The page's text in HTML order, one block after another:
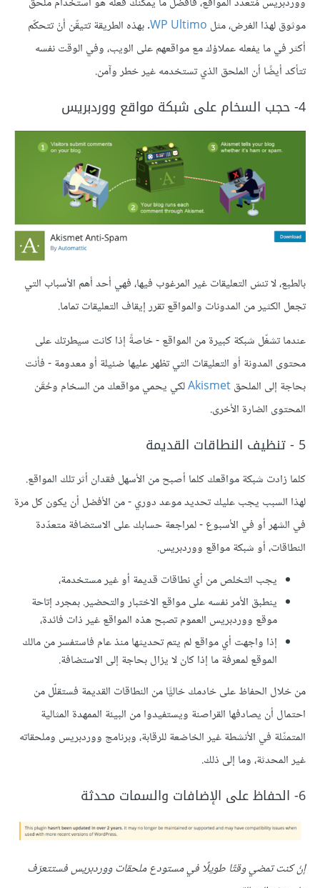
موثوق لهذا الغرض، مثل WP Ultimo. بهذه الطريقة تتيقّن أنْ تتحكّم
أكثر في ما يفعله عملاؤك مع مواقعهم على الويب، وفي الوقت نفسه
تتأكد أيضًا أن الملحق الذي تستخدمه غير خطر وآمن.
4- حجب السخام على شبكة مواقع ووردبريس
بالطبع، لا تنسَ التعليقات غير المرغوب فيها، فهي أحد أهم الأسباب التي
تجعل الكثير من المدونات والمواقع تقرر إيقاف التعليقات تماما.
عندما تشغّل شبكة كبيرة من المواقع - خاصةً إذا كانت سيطرتك على
محتوى المدونة أو التعليقات التي تظهر عليها ضئيلة أو معدومة - فأنت
بحاجة إلى الملحقAkismetلكي يحمي مواقعك من السخام وحُقَن
المحتوى الضارة الأخرى.
5 - تنظيف النطاقات القديمة
كلما زادت شبكة مواقعك كلما أصبح من الأسهل فقدان أثر تلك المواقع.
لهذا السبب يجب عليك تحديد موعد دوري - من الأفضل أن يكون كل مرة
في الشهر أو في الأسبوع - لمراجعة حسابك على الاستضافة متعدّدة
النطاقات، أو شبكة مواقع ووردبريس.
يجب التخلص من أي نطاقات قديمة أو غير مستخدمة،
ينطبق الأمر نفسه على مواقع الاختبار والتحضير. بمجرد إتاحة
موقع ووردبريس العموم تصبح هذه المواقع غير ذات فائدة،
إذا واجهت أي مواقع لم يتم تحديثها منذ عام فاستفسر من مالك
الموقع لمعرفة ما إذا كان لا يزال بحاجة إلى الاستضافة.
من خلال الحفاظ على خادمك خاليًّا من النطاقات القديمة فستقلّل من
احتمال أن يصادفها القراصنة ويستفيدوا من البيئة الممهدة المثالية
المتمثّلة في الأنشطة غير الخاضعة للرقابة، وبرنامج ووردبريس وملحقاته
غير المحدثة، وما إلى ذلك.
6- الحفاظ على الإضافات والسمات محدثة
إنْ كنت تمضي وقتًا طويلًا في مستودع ملحقات ووردبريس فستتعرّف